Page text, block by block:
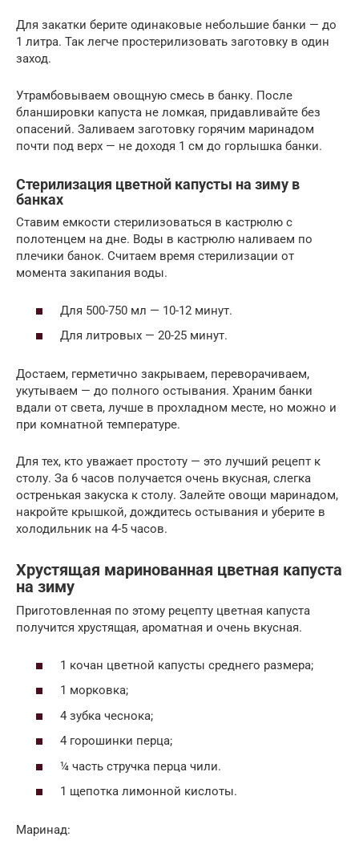
Для закатки берите одинаковые небольшие банки — до
1 литра. Так легче простерилизовать заготовку в один
заход.
Утрамбовываем овощную смесь в банку. После
бланшировки капуста не ломкая, придавливайте без
опасений. Заливаем заготовку горячим маринадом
почти под верх — не доходя 1 см до горлышка банки.
Стерилизация цветной капусты на зиму в
банках
Ставим емкости стерилизоваться в кастрюлю с
полотенцем на дне. Воды в кастрюлю наливаем по
плечики банок. Считаем время стерилизации от
момента закипания воды.
Для 500-750 мл — 10-12 минут.
Для литровых — 20-25 минут.
Достаем, герметично закрываем, переворачиваем,
укутываем — до полного остывания. Храним банки
вдали от света, лучше в прохладном месте, но можно и
при комнатной температуре.
Для тех, кто уважает простоту — это лучший рецепт к
столу. За 6 часов получается очень вкусная, слегка
остренькая закуска к столу. Залейте овощи маринадом,
накройте крышкой, дождитесь остывания и уберите в
холодильник на 4-5 часов.
Хрустящая маринованная цветная капуста
на зиму
Приготовленная по этому рецепту цветная капуста
получится хрустящая, ароматная и очень вкусная.
1 кочан цветной капусты среднего размера;
1 морковка;
4 зубка чеснока;
4 горошинки перца;
¼ часть стручка перца чили.
1 щепотка лимонной кислоты.
Маринад: